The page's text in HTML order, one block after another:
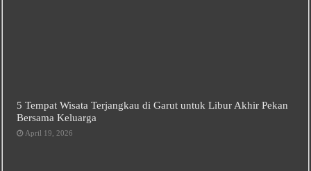
5 Tempat Wisata Terjangkau di Garut untuk Libur Akhir Pekan
Bersama Keluarga
April 19, 2026